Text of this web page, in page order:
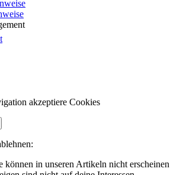
akzeptiere Cookies
können in unseren Artikeln nicht erscheinen